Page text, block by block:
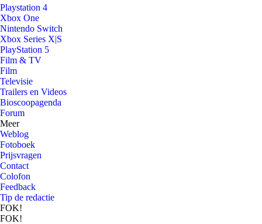
Playstation 4
Xbox One
Nintendo Switch
Xbox Series X|S
PlayStation 5
Film & TV
Film
Televisie
Trailers en Videos
Bioscoopagenda
Forum
Meer
Weblog
Fotoboek
Prijsvragen
Contact
Colofon
Feedback
Tip de redactie
FOK!
FOK!